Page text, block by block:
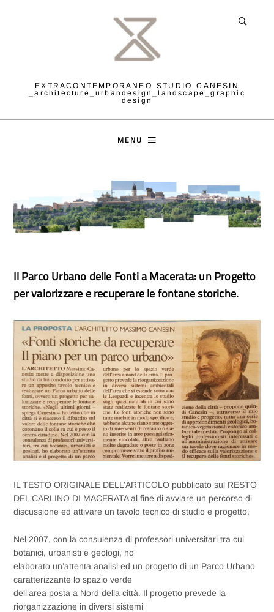
EXTRACONTEMPORANEO STUDIO CANESIN
_architecture_urbandesign_landscape_graphic
design
MENU
Il Parco Urbano delle Fonti a Macerata: un Progetto
per valorizzare e recuperare le fontane storiche.
IL TESTO ORIGINALE DELL’ARTICOLO pubblicato sul RESTO
DEL CARLINO DI MACERATA al fine di avviare un percorso di
discussione ed attivare un tavolo tecnico di studio e progetto.
Nel 2007, con la consulenza di professori universitari tra cui
botanici, urbanisti e geologi, ho
elaborato un’attenta analisi ed un progetto di un Parco Urbano
caratterizzante lo spazio verde
dell’area posta a Nord della città. Il progetto prevede la
riorganizzazione in diversi sistemi